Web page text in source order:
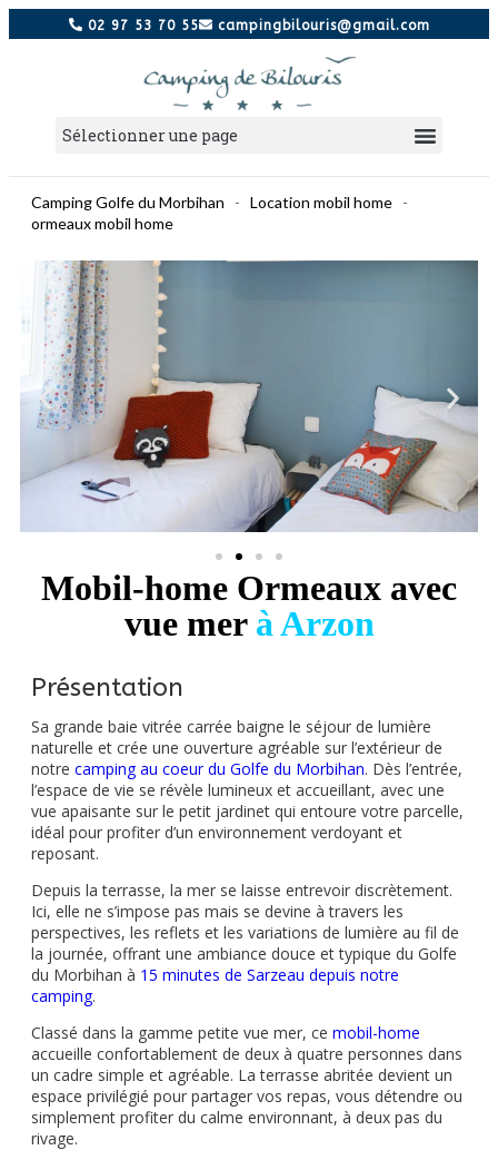
02 97 53 70 55 campingbilouris@gmail.com
Camping Golfe du Morbihan - Location mobil home -
ormeaux mobil home
Mobil-home Ormeaux avec
vue mer à Arzon
Présentation
Sa grande baie vitrée carrée baigne le séjour de lumière
naturelle et crée une ouverture agréable sur l’extérieur de
notre camping au coeur du Golfe du Morbihan. Dès l’entrée,
l’espace de vie se révèle lumineux et accueillant, avec une
vue apaisante sur le petit jardinet qui entoure votre parcelle,
idéal pour profiter d’un environnement verdoyant et
reposant.
Depuis la terrasse, la mer se laisse entrevoir discrètement.
Ici, elle ne s’impose pas mais se devine à travers les
perspectives, les reflets et les variations de lumière au fil de
la journée, offrant une ambiance douce et typique du Golfe
du Morbihan à 15 minutes de Sarzeau depuis notre
camping.
Classé dans la gamme petite vue mer, ce mobil-home
accueille confortablement de deux à quatre personnes dans
un cadre simple et agréable. La terrasse abritée devient un
espace privilégié pour partager vos repas, vous détendre ou
simplement profiter du calme environnant, à deux pas du
rivage.